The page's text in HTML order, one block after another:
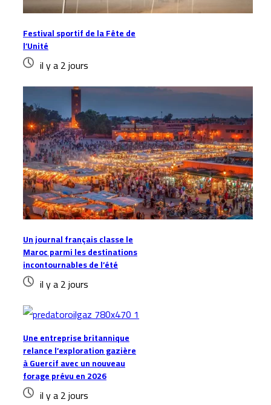
Festival sportif de la Fête de
l’Unité
il y a 2 jours
Un journal français classe le
Maroc parmi les destinations
incontournables de l’été
il y a 2 jours
Une entreprise britannique
relance l’exploration gazière
à Guercif avec un nouveau
forage prévu en 2026
il y a 2 jours